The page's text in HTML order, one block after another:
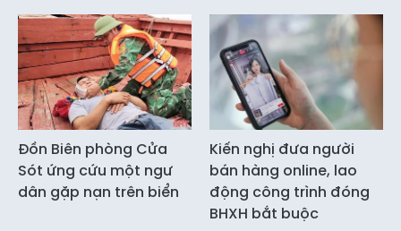
Đồn Biên phòng Cửa
Sót ứng cứu một ngư
dân gặp nạn trên biển
Kiến nghị đưa người
bán hàng online, lao
động công trình đóng
BHXH bắt buộc